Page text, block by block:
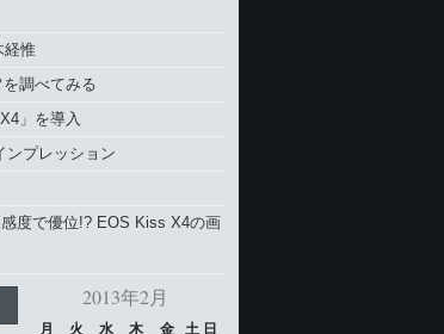
経惟
調べてみる
」を導入
ンプレッション
度で優位!? EOS Kiss X4の画
2013年2月
月 火 水 木 金 土 日